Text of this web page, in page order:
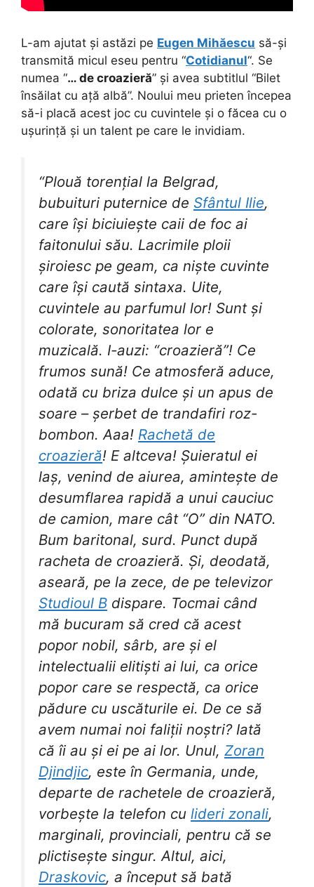
L-am ajutat și astăzi pe Eugen Mihăescu să-și
transmită micul eseu pentru “Cotidianul“. Se
numea “… de croazieră” și avea subtitlul “Bilet
însăilat cu ață albă”. Noului meu prieten începea
să-i placă acest joc cu cuvintele și o făcea cu o
ușurință și un talent pe care le invidiam.
“Plouă torențial la Belgrad,
bubuituri puternice de Sfântul Ilie,
care își biciuiește caii de foc ai
faitonului său. Lacrimile ploii
șiroiesc pe geam, ca niște cuvinte
care își caută sintaxa. Uite,
cuvintele au parfumul lor! Sunt și
colorate, sonoritatea lor e
muzicală. I-auzi: “croazieră”! Ce
frumos sună! Ce atmosferă aduce,
odată cu briza dulce și un apus de
soare – șerbet de trandafiri roz-
bombon. Aaa! Rachetă de
croazieră! E altceva! Șuieratul ei
laș, venind de aiurea, amintește de
desumflarea rapidă a unui cauciuc
de camion, mare cât “O” din NATO.
Bum baritonal, surd. Punct după
racheta de croazieră. Și, deodată,
aseară, pe la zece, de pe televizor
Studioul B dispare. Tocmai când
mă bucuram să cred că acest
popor nobil, sârb, are și el
intelectualii elitiști ai lui, ca orice
popor care se respectă, ca orice
pădure cu uscăturile ei. De ce să
avem numai noi faliții noștri? Iată
că îi au și ei pe ai lor. Unul, Zoran
Djindjic, este în Germania, unde,
departe de rachetele de croazieră,
vorbește la telefon cu lideri zonali,
marginali, provinciali, pentru că se
plictisește singur. Altul, aici,
Draskovic, a început să bată